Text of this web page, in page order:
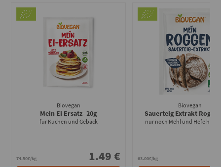
Biovegan
Mein Ei Ersatz- 20g
für Kuchen und Gebäck
74.50€/kg 1.49 €
Biovegan
Sauerteig Extrakt Roggen
nur noch Mehl und Hefe
63.00€/kg